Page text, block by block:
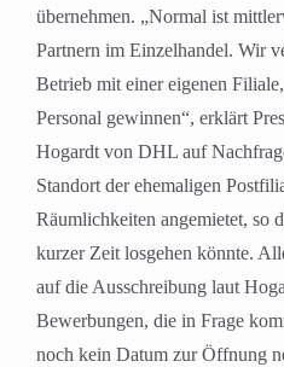
übernehmen. „Normal ist
Partnern im Einzelhandel. Wir
Betrieb mit einer eigenen
Personal gewinnen“, erklärt
Hogardt von DHL auf
Standort der ehemaligen
Räumlichkeiten angemietet, so
kurzer Zeit losgehen könnte.
auf die Ausschreibung laut
Bewerbungen, die in Frage
noch kein Datum zur Öffnung